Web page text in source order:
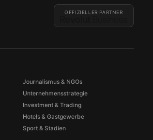
OFFIZIELLER PARTNER
Journalismus & NGOs
Unternehmensstrategie
Investment & Trading
Hotels & Gastgewerbe
Sport & Stadien